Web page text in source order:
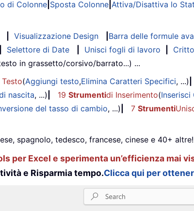
di Colonne Sposta Colonne Attiva/Disattiva lo
Visualizzazione Design Barra delle formule
Selettore di Date Unisci fogli di lavoro
in grassetto/corsivo/barrato...) ...
(Aggiungi testo,Elimina Caratteri Specifici, ...)
nascita, ...) 19 Strumentidi Inserimento(Inserisci
del tasso di cambio, ...) 7 Strumenti
spagnolo, tedesco, francese, cinese e 40+ altre!
per Excel e sperimenta un’efficienza mai
e Risparmia tempo.Clicca qui per